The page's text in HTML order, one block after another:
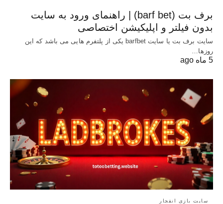
برف بت (barf bet) | راهنمای ورود به سایت
بدون فیلتر و اپلیکیشن اختصاصی
سایت برف بت یا سایت barfbet یکی از پلتفرم‌ هایی می باشد که این
روزها…
5 ماه ago
سایت بازی انفجار